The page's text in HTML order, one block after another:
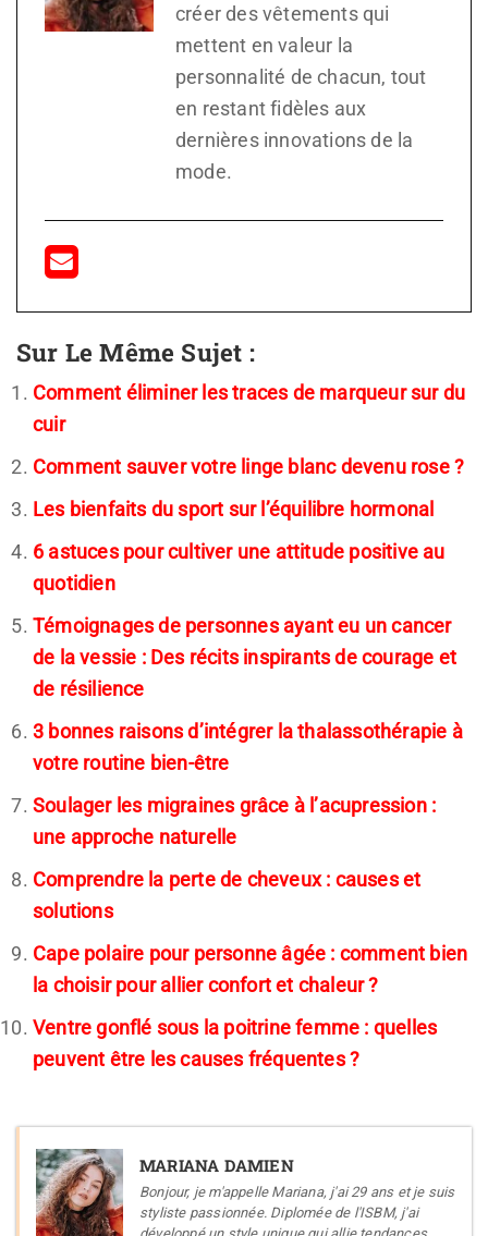
créer des vêtements qui
mettent en valeur la
personnalité de chacun, tout
en restant fidèles aux
dernières innovations de la
mode.
Sur Le Même Sujet :
Comment éliminer les traces de marqueur sur du
cuir
Comment sauver votre linge blanc devenu rose ?
Les bienfaits du sport sur l’équilibre hormonal
6 astuces pour cultiver une attitude positive au
quotidien
Témoignages de personnes ayant eu un cancer
de la vessie : Des récits inspirants de courage et
de résilience
3 bonnes raisons d’intégrer la thalassothérapie à
votre routine bien-être
Soulager les migraines grâce à l’acupression :
une approche naturelle
Comprendre la perte de cheveux : causes et
solutions
Cape polaire pour personne âgée : comment bien
la choisir pour allier confort et chaleur ?
Ventre gonflé sous la poitrine femme : quelles
peuvent être les causes fréquentes ?
MARIANA DAMIEN
Bonjour, je m'appelle Mariana, j'ai 29 ans et je suis
styliste passionnée. Diplomée de l'ISBM, j'ai